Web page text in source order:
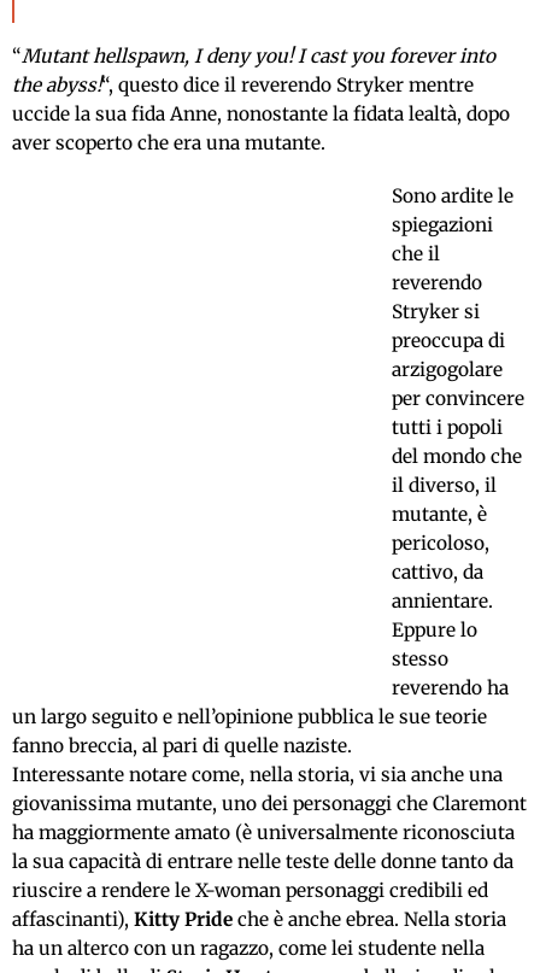
“Mutant hellspawn, I deny you! I cast you forever into
the abyss!“, questo dice il reverendo Stryker mentre
uccide la sua fida Anne, nonostante la fidata lealtà, dopo
aver scoperto che era una mutante.
Sono ardite le
spiegazioni
che il
reverendo
Stryker si
preoccupa di
arzigogolare
per convincere
tutti i popoli
del mondo che
il diverso, il
mutante, è
pericoloso,
cattivo, da
annientare.
Eppure lo
stesso
reverendo ha
un largo seguito e nell’opinione pubblica le sue teorie
fanno breccia, al pari di quelle naziste.
Interessante notare come, nella storia, vi sia anche una
giovanissima mutante, uno dei personaggi che Claremont
ha maggiormente amato (è universalmente riconosciuta
la sua capacità di entrare nelle teste delle donne tanto da
riuscire a rendere le X-woman personaggi credibili ed
affascinanti), Kitty Pride che è anche ebrea. Nella storia
ha un alterco con un ragazzo, come lei studente nella